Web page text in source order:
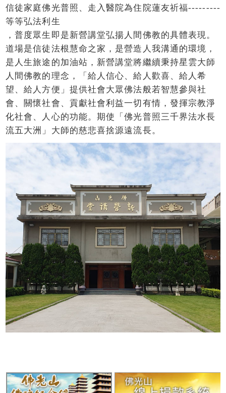
信徒家庭佛光普照、走入醫院為住院蓮友祈福---------
等等弘法利生
，普度眾生即是新營講堂弘揚人間佛教的具體表現。
道場是信徒法根慧命之家，是營造人我溝通的環境，
是人生旅途的加油站，新營講堂將繼續秉持星雲大師
人間佛教的理念，「給人信心、給人歡喜、給人希
望、給人方便」提供社會大眾佛法般若智慧參與社
會、關懷社會、貢獻社會利益一切有情，發揮宗教淨
化社會、人心的功能。期使「佛光普照三千界法水長
流五大洲」大師的慈悲喜捨源遠流長。